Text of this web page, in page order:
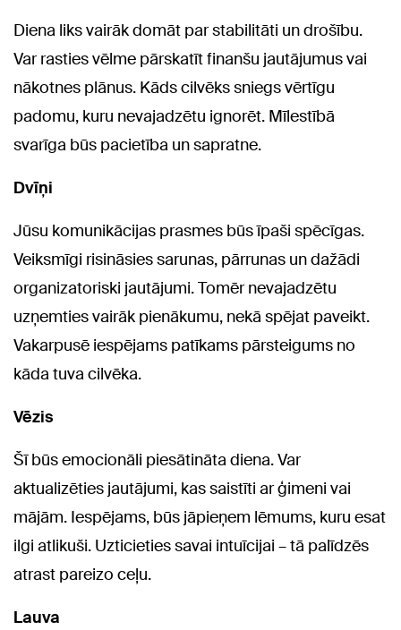
Diena liks vairāk domāt par stabilitāti un drošību.
Var rasties vēlme pārskatīt finanšu jautājumus vai
nākotnes plānus. Kāds cilvēks sniegs vērtīgu
padomu, kuru nevajadzētu ignorēt. Mīlestībā
svarīga būs pacietība un sapratne.
Dvīņi
Jūsu komunikācijas prasmes būs īpaši spēcīgas.
Veiksmīgi risināsies sarunas, pārrunas un dažādi
organizatoriski jautājumi. Tomēr nevajadzētu
uzņemties vairāk pienākumu, nekā spējat paveikt.
Vakarpusē iespējams patīkams pārsteigums no
kāda tuva cilvēka.
Vēzis
Šī būs emocionāli piesātināta diena. Var
aktualizēties jautājumi, kas saistīti ar ģimeni vai
mājām. Iespējams, būs jāpieņem lēmums, kuru esat
ilgi atlikuši. Uzticieties savai intuīcijai – tā palīdzēs
atrast pareizo ceļu.
Lauva